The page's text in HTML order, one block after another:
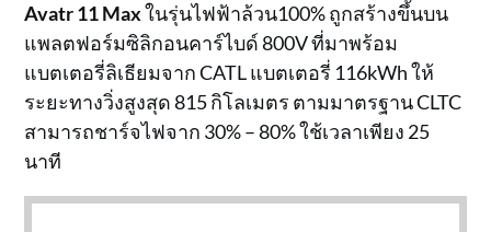
Avatr 11 Maxในรุ่นไฟฟ้าล้วน100% ถูกสร้างขึ้นบน
แพลตฟอร์มซิลิกอนคาร์ไบด์ 800V ที่มาพร้อม
แบตเตอรี่ลิเธียมจาก CATL แบตเตอรี่ 116kWh ให้
ระยะทางวิ่งสูงสุด 815 กิโลเมตร ตามมาตรฐาน CLTC
สามารถชาร์จไฟจาก 30% – 80% ใช้เวลาเพียง 25
นาที